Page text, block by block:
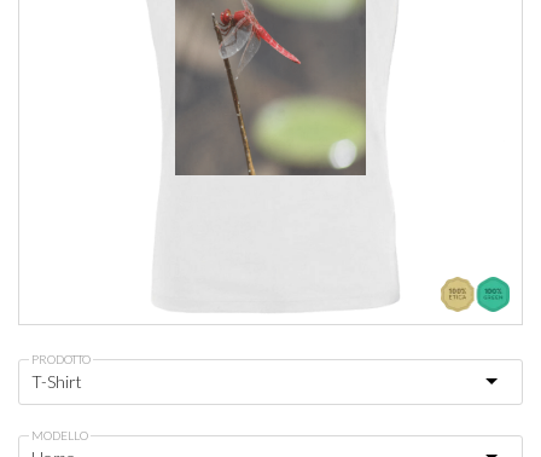
PRODOTTO
MODELLO